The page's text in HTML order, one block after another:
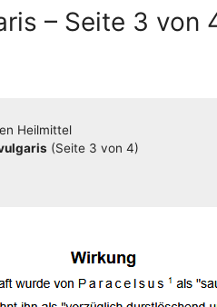
– Seite 3 von
Heilmittel
(Sei­te 3 von 4)